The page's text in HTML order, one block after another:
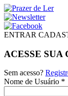
ENTRAR
ACESSE SUA
Sem acesso?
Nome de Usuário *